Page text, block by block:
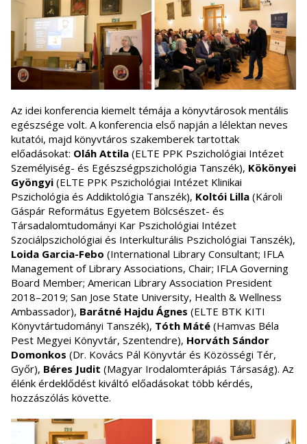
Az idei konferencia kiemelt témája a könyvtárosok mentális
egészsége volt. A konferencia első napján a lélektan neves
kutatói, majd könyvtáros szakemberek tartottak
előadásokat: Oláh Attila (ELTE PPK Pszichológiai Intézet
Személyiség- és Egészségpszichológia Tanszék), Kökönyei
Gyöngyi (ELTE PPK Pszichológiai Intézet Klinikai
Pszichológia és Addiktológia Tanszék), Koltói Lilla (Károli
Gáspár Református Egyetem Bölcsészet- és
Társadalomtudományi Kar Pszichológiai Intézet
Szociálpszichológiai és Interkulturális Pszichológiai Tanszék),
Loida Garcia-Febo (International Library Consultant; IFLA
Management of Library Associations, Chair; IFLA Governing
Board Member; American Library Association President
2018–2019; San Jose State University, Health & Wellness
Ambassador), Barátné Hajdu Ágnes (ELTE BTK KITI
Könyvtártudományi Tanszék), Tóth Máté (Hamvas Béla
Pest Megyei Könyvtár, Szentendre), Horváth Sándor
Domonkos (Dr. Kovács Pál Könyvtár és Közösségi Tér,
Győr), Béres Judit (Magyar Irodalomterápiás Társaság). Az
élénk érdeklődést kiváltó előadásokat több kérdés,
hozzászólás követte.